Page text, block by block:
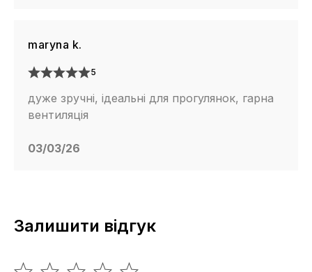
maryna k.
5
дуже зручні, ідеальні для прогулянок, гарна
вентиляція
03/03/26
Залишити відгук